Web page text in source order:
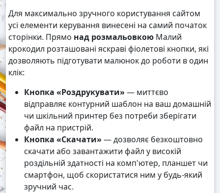
Для максимально зручного користування сайтом
усі елементи керування винесені на самий початок
сторінки. Прямо над розмальовкою Малий
крокодил розташовані яскраві фіолетові кнопки, які
дозволяють підготувати малюнок до роботи в один
клік:
Кнопка «Роздрукувати» — миттєво
відправляє контурний шаблон на ваш домашній
чи шкільний принтер без потреби зберігати
файл на пристрій.
Кнопка «Скачати» — дозволяє безкоштовно
скачати або завантажити файл у високій
роздільній здатності на комп'ютер, планшет чи
смартфон, щоб скористатися ним у будь-який
зручний час.